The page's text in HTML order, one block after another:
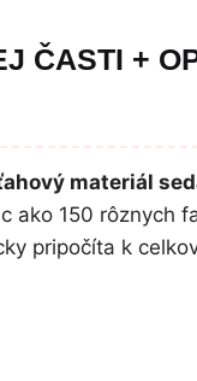
ČASTI +
materiál
ako 150 rôznych
pripočíta k